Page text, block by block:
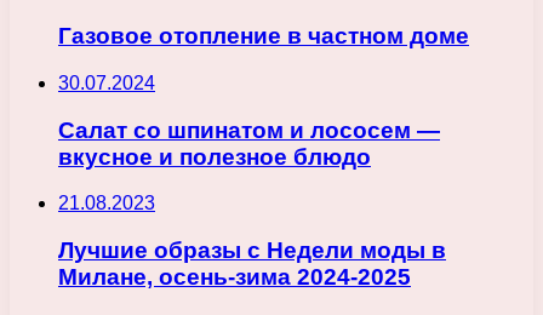
Газовое отопление в частном доме
30.07.2024
Салат со шпинатом и лососем —
вкусное и полезное блюдо
21.08.2023
Лучшие образы с Недели моды в
Милане, осень-зима 2024-2025